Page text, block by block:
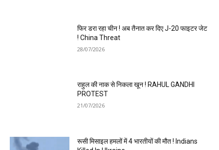
फिर डरा रहा चीन ! अब तैनात कर दिए J-20 फाइटर जेट
! China Threat
28/07/2026
राहुल की नाक से निकला खून ! RAHUL GANDHI
PROTEST
21/07/2026
रूसी मिसाइल हमलों में 4 भारतीयों की मौत ! Indians